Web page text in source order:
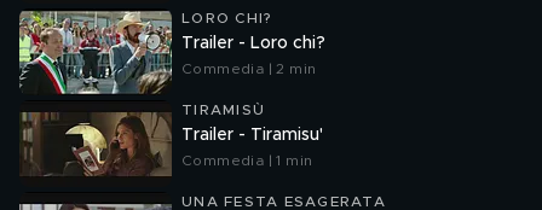
LORO CHI?
Trailer - Loro chi?
Commedia | 2 min
TIRAMISÙ
Trailer - Tiramisu'
Commedia | 1 min
UNA FESTA ESAGERATA